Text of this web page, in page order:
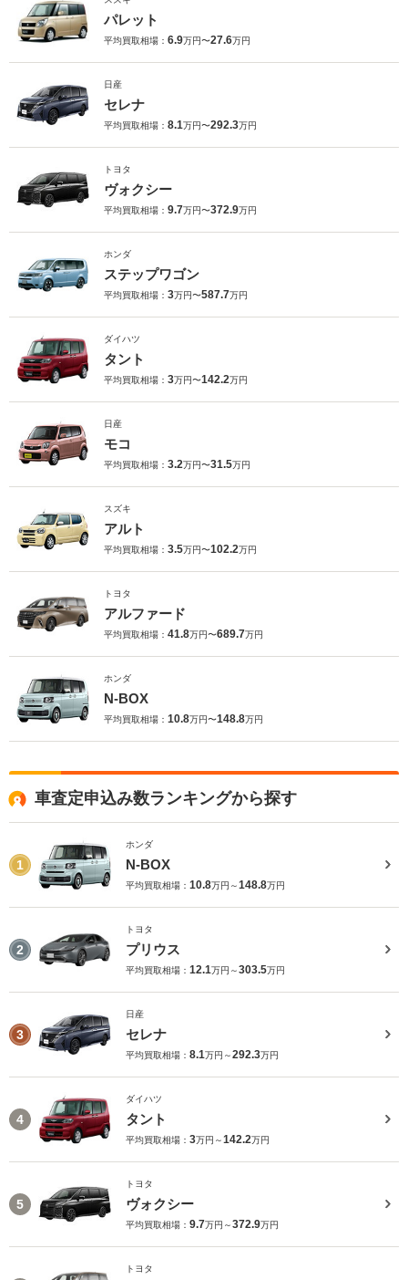
パレット
平均買取相場： 6.9万円〜27.6万円
日産
セレナ
平均買取相場： 8.1万円〜292.3万円
トヨタ
ヴォクシー
平均買取相場： 9.7万円〜372.9万円
ホンダ
ステップワゴン
平均買取相場： 3万円〜587.7万円
ダイハツ
タント
平均買取相場： 3万円〜142.2万円
日産
モコ
平均買取相場： 3.2万円〜31.5万円
スズキ
アルト
平均買取相場： 3.5万円〜102.2万円
トヨタ
アルファード
平均買取相場： 41.8万円〜689.7万円
ホンダ
N-BOX
平均買取相場： 10.8万円〜148.8万円
車査定申込み数ランキングから探す
1
ホンダ
N-BOX
平均買取相場： 10.8万円～148.8万円
2
トヨタ
プリウス
平均買取相場： 12.1万円～303.5万円
3
日産
セレナ
平均買取相場： 8.1万円～292.3万円
4
ダイハツ
タント
平均買取相場： 3万円～142.2万円
5
トヨタ
ヴォクシー
平均買取相場： 9.7万円～372.9万円
トヨタ